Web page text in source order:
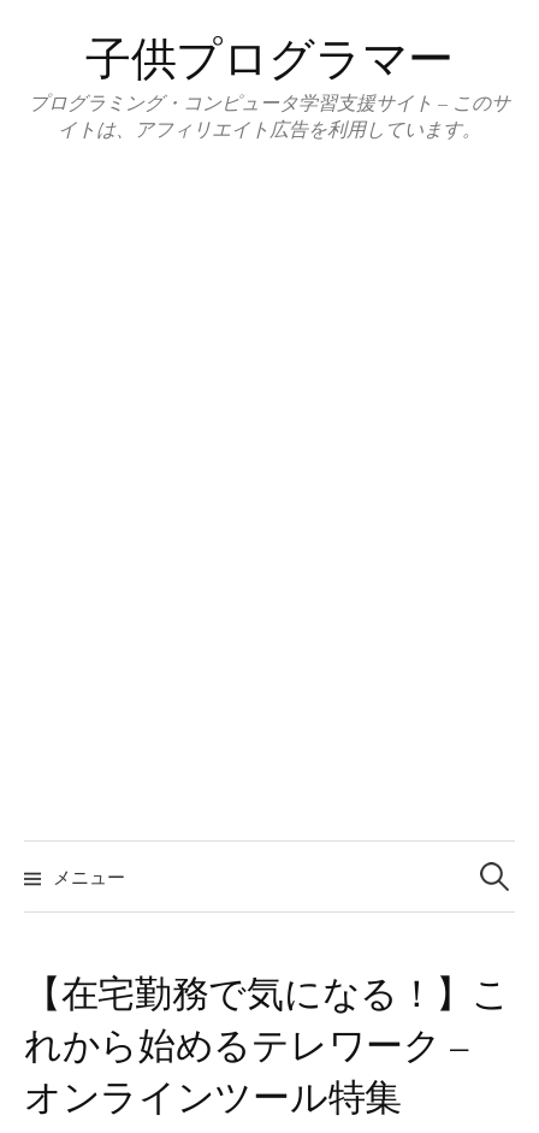
ン
子供プログラマー
プログラミング・コンピュータ学習支援サイト – このサ
イトは、アフィリエイト広告を利用しています。
メニュー
検
索:
【在宅勤務で気になる！】こ
れから始めるテレワーク –
オンラインツール特集